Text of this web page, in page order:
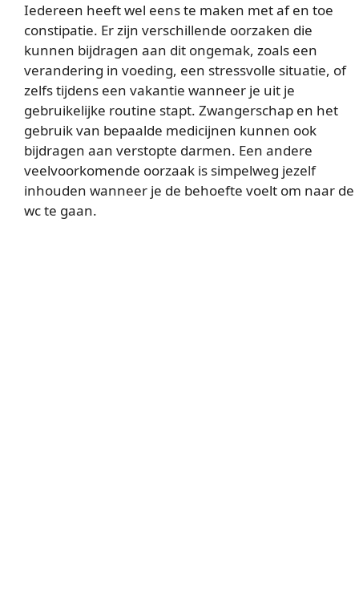
Iedereen heeft wel eens te maken met af en toe
constipatie. Er zijn verschillende oorzaken die
kunnen bijdragen aan dit ongemak, zoals een
verandering in voeding, een stressvolle situatie, of
zelfs tijdens een vakantie wanneer je uit je
gebruikelijke routine stapt. Zwangerschap en het
gebruik van bepaalde medicijnen kunnen ook
bijdragen aan verstopte darmen. Een andere
veelvoorkomende oorzaak is simpelweg jezelf
inhouden wanneer je de behoefte voelt om naar de
wc te gaan.